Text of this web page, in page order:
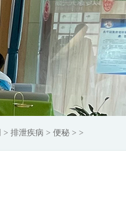
> 排泄疾病 > 便秘 > >